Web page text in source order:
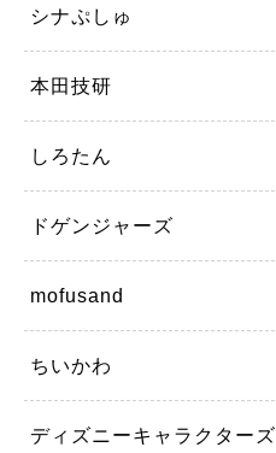
シナぷしゅ
本田技研
しろたん
ドゲンジャーズ
mofusand
ちいかわ
ディズニーキャラクターズ